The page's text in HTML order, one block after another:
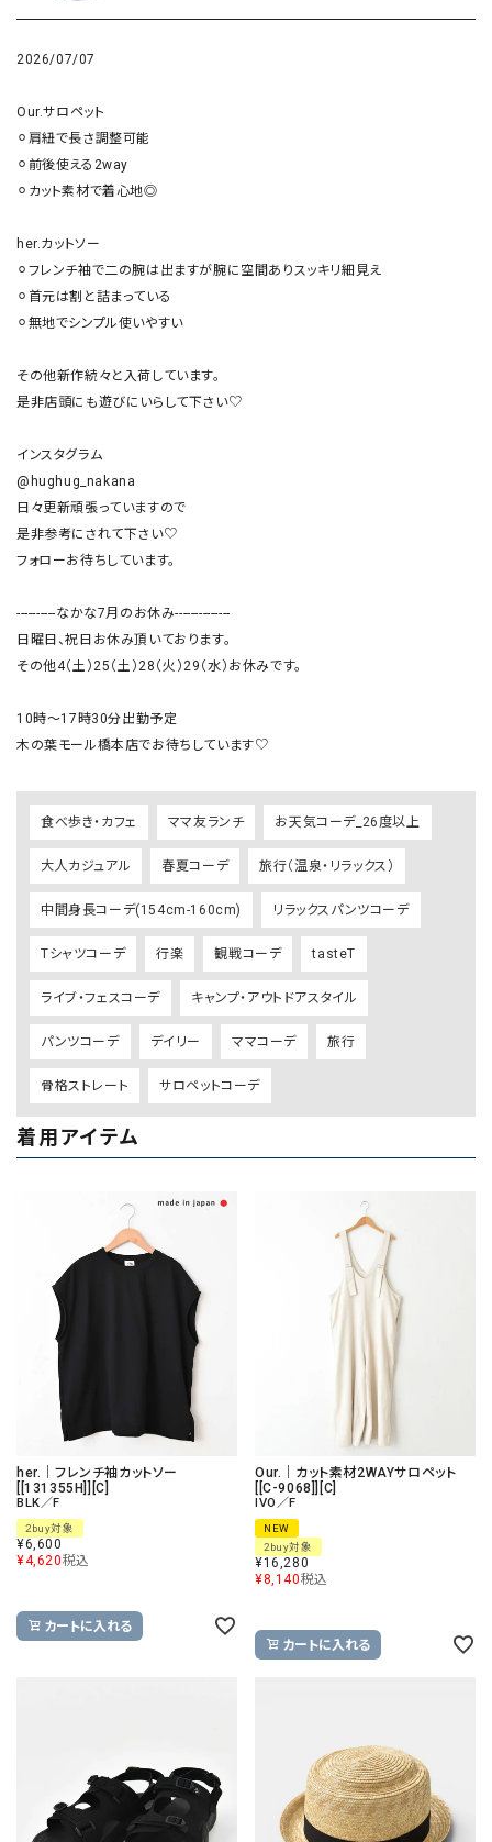
2026/07/07
Our.サロペット
⚪︎肩紐で長さ調整可能
⚪︎前後使える2way
⚪︎カット素材で着心地◎
her.カットソー
⚪︎フレンチ袖で二の腕は出ますが腕に空間ありスッキリ細見え
⚪︎首元は割と詰まっている
⚪︎無地でシンプル使いやすい
その他新作続々と入荷しています。
是非店頭にも遊びにいらして下さい♡
インスタグラム
@hughug_nakana
日々更新頑張っていますので
是非参考にされて下さい♡
フォローお待ちしています。
----------なかな7月のお休み--------------
日曜日、祝日お休み頂いております。
その他4（土）25（土）28（火）29（水）お休みです。
10時〜17時30分出勤予定
木の葉モール橋本店でお待ちしています♡
食べ歩き・カフェ ママ友ランチ お天気コーデ_26度以上
大人カジュアル 春夏コーデ 旅行（温泉・リラックス）
中間身長コーデ(154cm-160cm) リラックスパンツコーデ
Tシャツコーデ 行楽 観戦コーデ tasteT
ライブ・フェスコーデ キャンプ・アウトドアスタイル
パンツコーデ デイリー ママコーデ 旅行
骨格ストレート サロペットコーデ
着用アイテム
her.｜フレンチ袖カットソー
[[131355H]][C]
BLK／F
2buy対象
¥6,600
¥4,620税込
カートに入れる
Our.｜カット素材2WAYサロペット
[[C-9068]][C]
IVO／F
NEW
2buy対象
¥16,280
¥8,140税込
カートに入れる